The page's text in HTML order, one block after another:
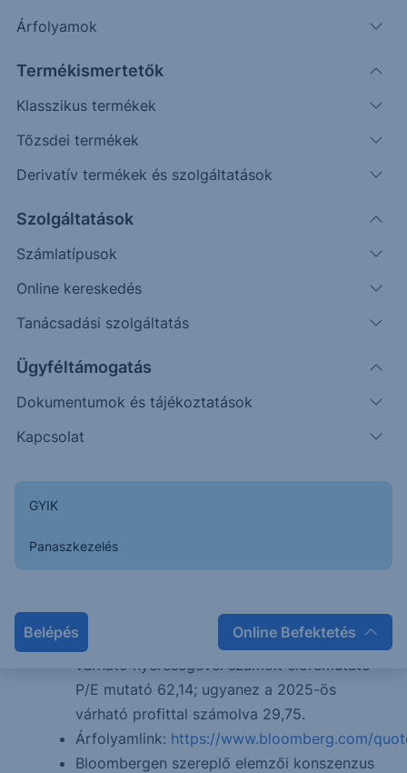
Árfolyamok
Termékismertetők
Klasszikus termékek
Tőzsdei termékek
Derivatív termékek és szolgáltatások
Szolgáltatások
Számlatípusok
Online kereskedés
Tanácsadási szolgáltatás
Ügyféltámogatás
Dokumentumok és tájékoztatások
Kapcsolat
GYIK
Panaszkezelés
Belépés Online Befektetés
forradalmasítva azt
Uber Technologies Inc.
Az Uber Technologies Inc. közúti szállításra,
megoldásokra fejleszt alkalmazásokat. Az
Uber Technologies világszerte jelen van
mely összeköti a sofőrt az utasokkal egy
szoftver platformon keresztül.
A cég személyszállító és utazásmegosztó
applikációt fejleszt és üzemeltet; ezenkívül
feldolgozó szoftvert is
áruszállítási szolgáltatásból
Földrajzilag az amerikai piac a bevételek
pedig a bevételek 17,5%-ért felel;
Forward P/E: A 2024-es pénzügyi év
várható nyereségével számolt előremutató
P/E mutató 62,14; ugyanez a 2025-ös
várható profittal számolva 29,75.
Árfolyamlink: https://www.bloomberg.com/
Bloombergen szereplő elemzői konszenzus